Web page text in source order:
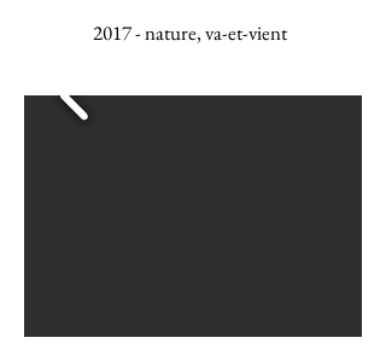
2017 - nature, va-et-vient